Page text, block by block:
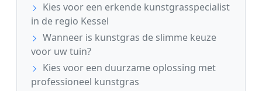
Kies voor een erkende kunstgrasspecialist
in de regio Kessel
Wanneer is kunstgras de slimme keuze
voor uw tuin?
Kies voor een duurzame oplossing met
professioneel kunstgras